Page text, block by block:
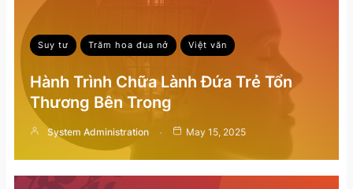
Suy tư Trăm hoa đua nở Việt văn
Hành Trình Chữa Lành Đứa Trẻ Tổn
Thương Bên Trong
System Administration May 15, 2025